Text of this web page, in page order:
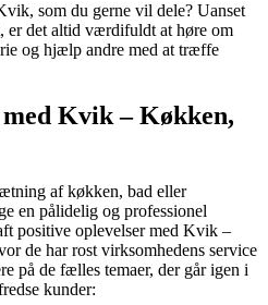
som du gerne vil dele? Uanset
er det altid værdifuldt at høre om
og hjælp andre med at træffe
Kvik – Køkken,
af køkken, bad eller
en pålidelig og professionel
positive oplevelser med Kvik –
de har rost virksomhedens service
på de fælles temaer, der går igen i
kunder: